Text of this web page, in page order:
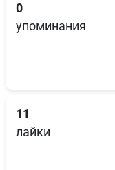
0
упоминания
11
лайки